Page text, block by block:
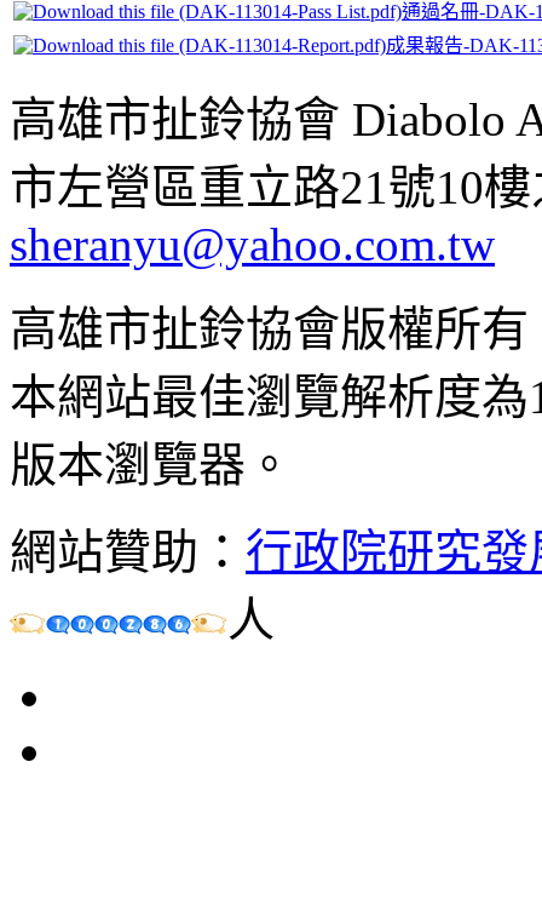
通過名冊-DAK-
成果報告-DAK-
高雄市扯鈴協會 Diabolo
市左營區重立路21號10
sheranyu@yahoo.com.tw
高雄市扯鈴協會版權所
本網站最佳瀏覽解析度
版本瀏覽器。
網站贊助： 行政院研究
人